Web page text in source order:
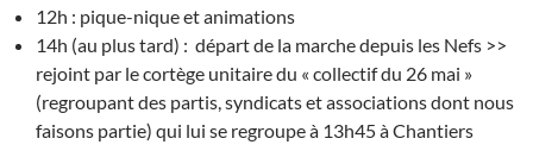
12h : pique-nique et animations
14h (au plus tard) : départ de la marche depuis les Nefs >>
rejoint par le cortège unitaire du « collectif du 26 mai »
(regroupant des partis, syndicats et associations dont nous
faisons partie) qui lui se regroupe à 13h45 à Chantiers